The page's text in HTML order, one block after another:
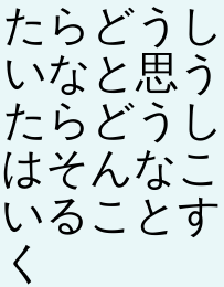
らどう
なと思う
らどう
そんな
ること